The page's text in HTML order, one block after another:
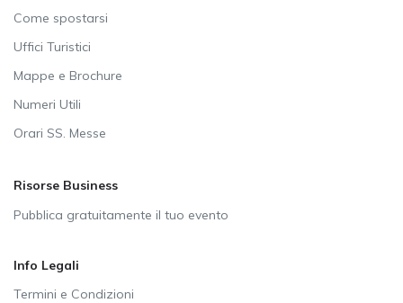
Come spostarsi
Uffici Turistici
Mappe e Brochure
Numeri Utili
Orari SS. Messe
Risorse Business
Pubblica gratuitamente il tuo evento
Info Legali
Termini e Condizioni